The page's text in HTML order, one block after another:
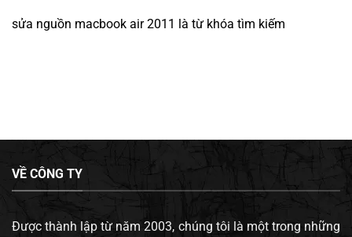
sửa nguồn macbook air 2011 là từ khóa tìm kiếm
VỀ CÔNG TY
Được thành lập từ năm 2003, chúng tôi là một trong những